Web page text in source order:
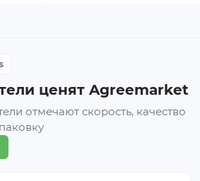
ценят Agreemarket
отмечают скорость, качество